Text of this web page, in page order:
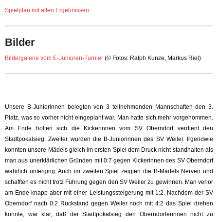
Spielplan mit allen Ergebnissen
Bilder
Bildergalerie vom E-Junioren-Turnier (© Fotos: Ralph Kunze, Markus Riel)
Unsere B-Juniorinnen belegten von 3 teilnehmenden Mannschaften den 3.
Platz, was so vorher nicht eingeplant war. Man hatte sich mehr vorgenommen.
Am Ende holten sich die Kickerinnen vom SV Oberndorf verdient den
Stadtpokalsieg. Zweiter wurden die B-Juniorinnen des SV Weiler. Irgendwie
konnten unsere Mädels gleich im ersten Spiel dem Druck nicht standhalten als
man aus unerklärlichen Gründen mit 0:7 gegen Kickerinnen des SV Oberndorf
wahrlich unterging. Auch im zweiten Spiel zeigten die B-Mädels Nerven und
schafften es nicht trotz Führung gegen den SV Weiler zu gewinnen. Man verlor
am Ende knapp aber mit einer Leistungssteigerung mit 1:2. Nachdem der SV
Oberndorf nach 0:2 Rückstand gegen Weiler noch mit 4:2 das Spiel drehen
konnte, war klar, daß der Stadtpokalsieg den Oberndorferinnen nicht zu